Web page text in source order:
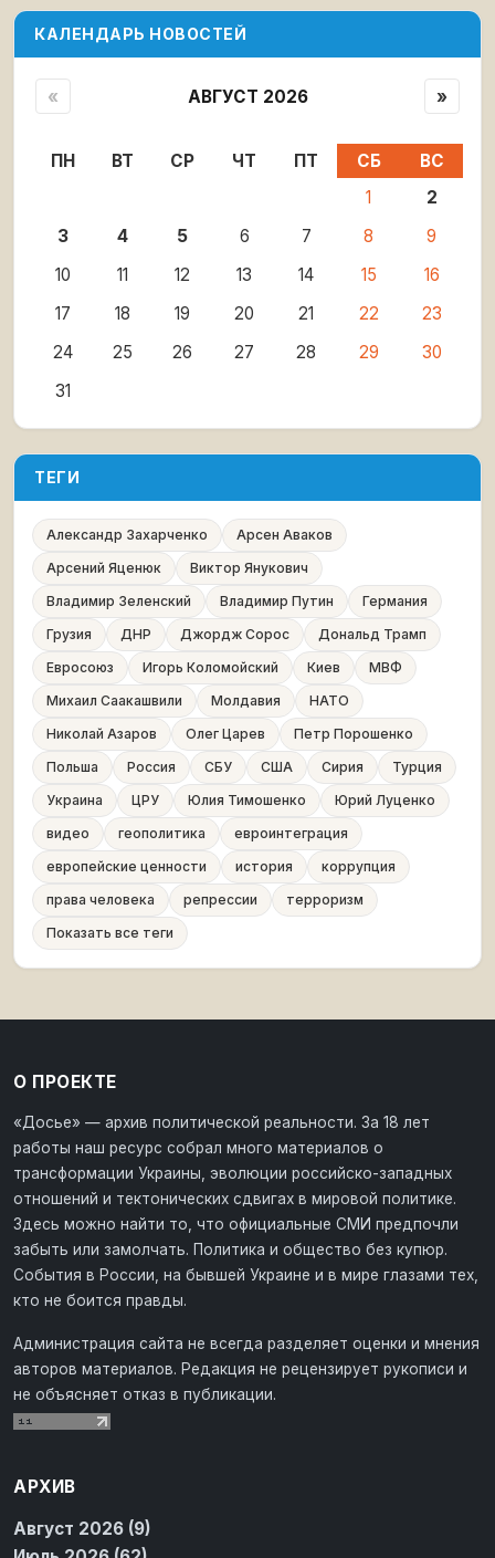
КАЛЕНДАРЬ НОВОСТЕЙ
« АВГУСТ 2026 »
ПН ВТ СР ЧТ ПТ СБ
ВС
1
2
3
4 5 6 7 8
9
10
11 12 13 14 15
16
17
18 19 20 21 22
23
24
25 26 27 28 29
30
31
ТЕГИ
Александр Захарченко
Арсен Аваков
Арсений Яценюк
Виктор Янукович
Владимир Зеленский
Владимир Путин
Германия
Грузия
ДНР Джордж Сорос
Дональд Трамп
Евросоюз
Игорь Коломойский Киев
МВФ
Михаил Саакашвили
Молдавия
НАТО
Николай Азаров
Олег Царев
Петр Порошенко
Польша
Россия СБУ США Сирия
Турция
Украина
ЦРУ Юлия Тимошенко
Юрий Луценко
видео
геополитика
евроинтеграция
европейские ценности
история
коррупция
права человека
репрессии
терроризм
Показать все теги
О ПРОЕКТЕ
«Досье» — архив политической реальности. За 18 лет
работы наш ресурс собрал много материалов о
трансформации Украины, эволюции российско-западных
отношений и тектонических сдвигах в мировой политике.
Здесь можно найти то, что официальные СМИ предпочли
забыть или замолчать. Политика и общество без купюр.
События в России, на бывшей Украине и в мире глазами тех,
кто не боится правды.
Администрация сайта не всегда разделяет оценки и мнения
авторов материалов. Редакция не рецензирует рукописи и
не объясняет отказ в публикации.
АРХИВ
Август 2026 (9)